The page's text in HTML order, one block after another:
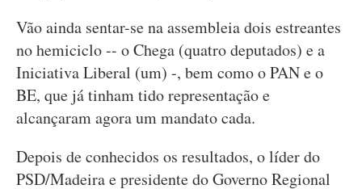
Vão ainda sentar-se na assembleia dois estreantes
no hemiciclo -- o Chega (quatro deputados) e a
Iniciativa Liberal (um) -, bem como o PAN e o
BE, que já tinham tido representação e
alcançaram agora um mandato cada.
Depois de conhecidos os resultados, o líder do
PSD/Madeira e presidente do Governo Regional